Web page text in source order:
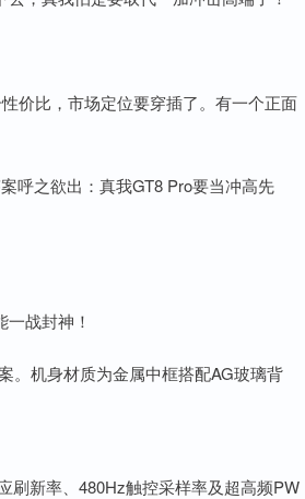
价比，市场定位要穿插了。有一个正面
呼之欲出：真我GT8 Pro要当冲高先
战封神！
。机身材质为金属中框搭配AG玻璃背
刷新率、480Hz触控采样率及超高频PW